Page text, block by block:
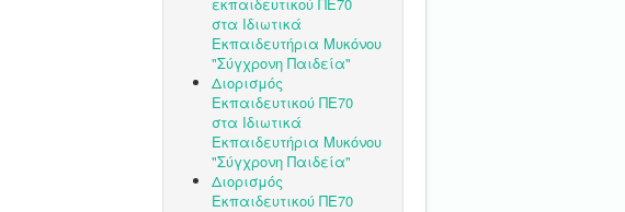
στα Ιδιωτικά
Εκπαιδευτήρια Μυκόνου
"Σύγχρονη Παιδεία"
Διορισμός
Εκπαιδευτικού ΠΕ70
στα Ιδιωτικά
Εκπαιδευτήρια Μυκόνου
"Σύγχρονη Παιδεία"
Διορισμός
Εκπαιδευτικού ΠΕ70